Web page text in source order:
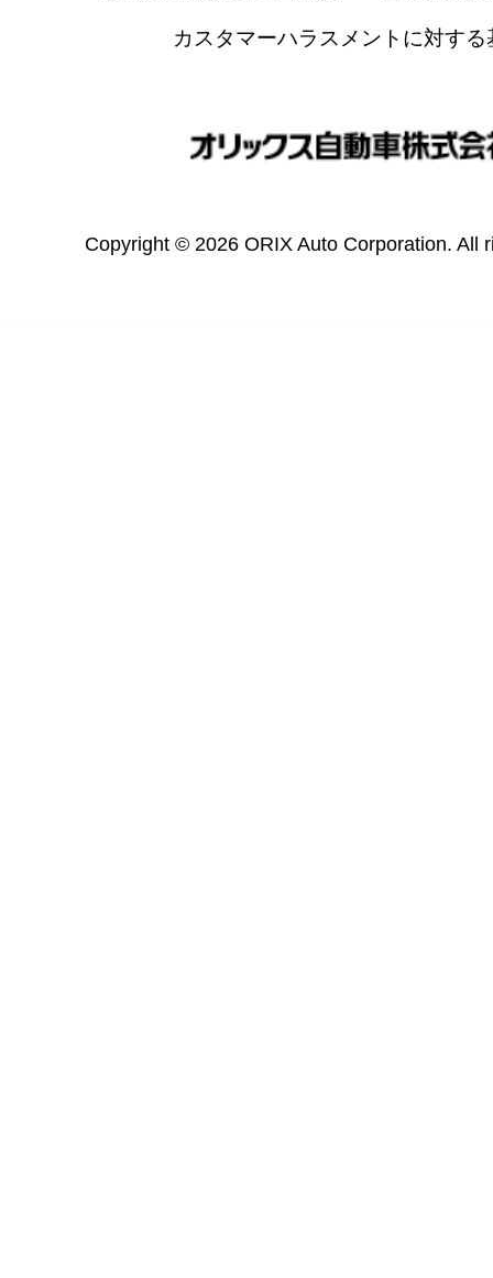
カスタマーハラスメントに対する
Copyright © 2026 ORIX Auto Corporation. All